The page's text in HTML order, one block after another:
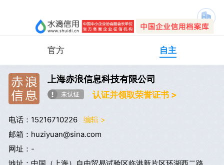
官方 自主
上海赤浪信息科技有限公司
认证并领取荣誉证书 >
电话：15216710226
编辑 >
邮箱：huziyuan@sina.com
网址：-